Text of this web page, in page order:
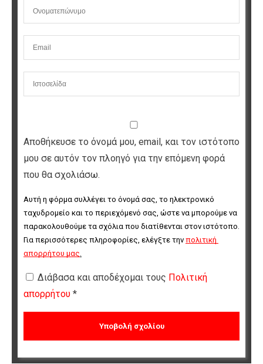
Αποθήκευσε το όνομά μου, email, και τον ιστότοπο
μου σε αυτόν τον πλοηγό για την επόμενη φορά
που θα σχολιάσω.
Αυτή η φόρμα συλλέγει το όνομά σας, το ηλεκτρονικό
ταχυδρομείο και το περιεχόμενό σας, ώστε να μπορούμε να
παρακολουθούμε τα σχόλια που διατίθενται στον ιστότοπο.
Για περισσότερες πληροφορίες, ελέγξτε την πολιτική
απορρήτου μας
Διάβασα και αποδέχομαι τους Πολιτική
απορρήτου *